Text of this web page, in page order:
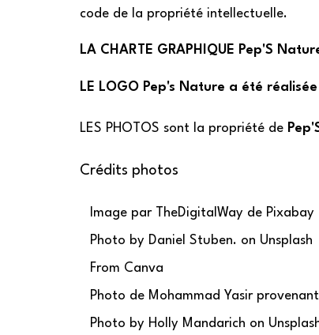
code de la propriété intellectuelle.
LA CHARTE GRAPHIQUE Pep'S
LE LOGO Pep's Nature a été
LES PHOTOS sont la propriété de
Crédits photos
Image par TheDigitalWay de Pixabay
Photo by Daniel Stuben. on Unsplash
From Canva
Photo de Mohammad Yasir
Photo by Holly Mandarich on